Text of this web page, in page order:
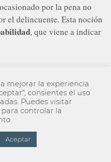
por la pena no
el delincuente. Esta noción
, que viene a indicar
debe convertirse en una
mejorar la experiencia
consientes el uso
Puedes visitar
controlar la
Aceptar